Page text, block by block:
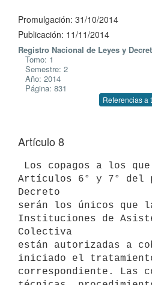
Promulgación: 31/10/2014
Publicación: 11/11/2014
Registro Nacional de Leyes y
Tomo: 1
Semestre: 2
Año: 2014
Página: 831
Referencias a
Artículo 8
Artículos 6° y 7° del
Decreto
serán los únicos que
Instituciones de
Colectiva
están autorizadas a
iniciado el
correspondiente. Las